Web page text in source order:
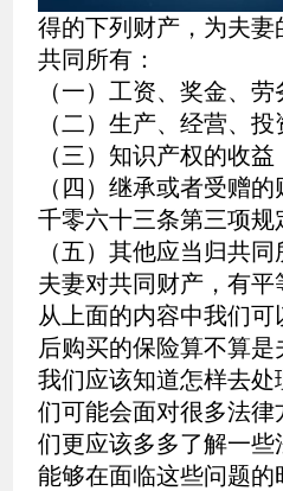
得的下列财产，为夫
共同所有：
（一）工资、奖金、劳
（二）生产、经营、投
（三）知识产权的收益
（四）继承或者受赠
千零六十三条第三项规
（五）其他应当归共同
夫妻对共同财产，有平
从上面的内容中我们
后购买的保险算不算
我们应该知道怎样去
们可能会面对很多法
们更应该多多了解一
能够在面临这些问题